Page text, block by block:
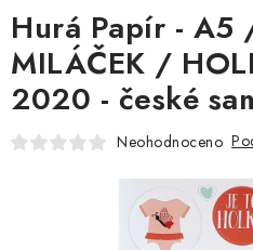
VŠECHNO ZBOŽÍ
KNIHAŘSKÝ MATERIÁL
FOTORECENZE
Hurá Papír - A5
MILÁČEK /
2020 - české
Neohodnoceno